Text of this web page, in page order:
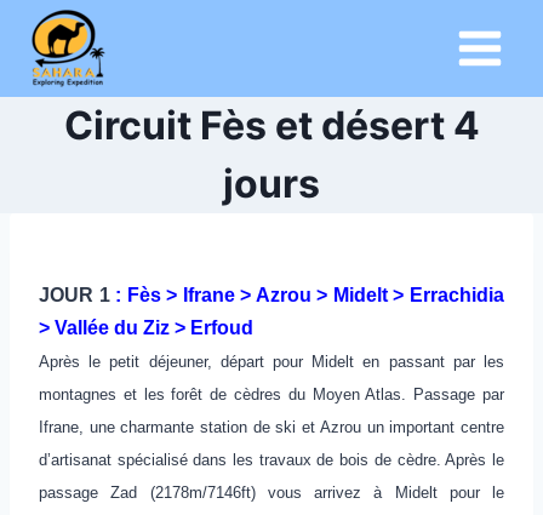
Aller
contenu
Circuit Fès et désert 4
jours
JOUR 1: Fès > Ifrane > Azrou > Midelt > Errachidia
> Vallée du Ziz > Erfoud
Après le petit déjeuner, départ pour Midelt en passant par les
montagnes et les forêt de cèdres du Moyen Atlas. Passage par
Ifrane, une charmante station de ski et Azrou un important centre
d’artisanat spécialisé dans les travaux de bois de cèdre. Après le
passage Zad (2178m/7146ft) vous arrivez à Midelt pour le